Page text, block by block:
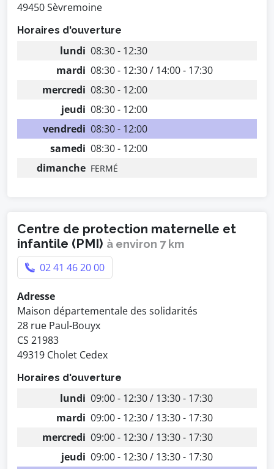
49450 Sèvremoine
Horaires d'ouverture
lundi 08:30 - 12:30
mardi 08:30 - 12:30 / 14:00 - 17:30
mercredi 08:30 - 12:00
jeudi 08:30 - 12:00
vendredi 08:30 - 12:00
samedi 08:30 - 12:00
dimanche FERMÉ
Centre de protection maternelle et
infantile (PMI) à environ 7 km
02 41 46 20 00
Adresse
Maison départementale des solidarités
28 rue Paul-Bouyx
CS 21983
49319 Cholet Cedex
Horaires d'ouverture
lundi 09:00 - 12:30 / 13:30 - 17:30
mardi 09:00 - 12:30 / 13:30 - 17:30
mercredi 09:00 - 12:30 / 13:30 - 17:30
jeudi 09:00 - 12:30 / 13:30 - 17:30